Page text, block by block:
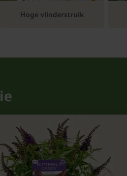
Hoge vlinderstruik